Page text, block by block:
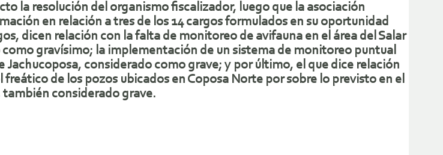
la resolución del organismo fiscalizador, luego que la asociación
en relación a tres de los 14 cargos formulados en su oportunidad
dicen relación con la falta de monitoreo de avifauna en el área del Salar
como gravísimo; la implementación de un sistema de monitoreo puntual
Jachucoposa, considerado como grave; y por último, el que dice relación
freático de los pozos ubicados en Coposa Norte por sobre lo previsto en el
considerado grave.